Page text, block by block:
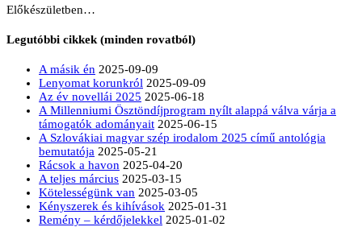
Előkészületben…
Legutóbbi cikkek (minden rovatból)
A másik én 2025-09-09
Lenyomat korunkról 2025-09-09
Az év novellái 2025 2025-06-18
A Millenniumi Ösztöndíjprogram nyílt alappá válva várja a
támogatók adományait 2025-06-15
A Szlovákiai magyar szép irodalom 2025 című antológia
bemutatója 2025-05-21
Rácsok a havon 2025-04-20
A teljes március 2025-03-15
Kötelességünk van 2025-03-05
Kényszerek és kihívások 2025-01-31
Remény – kérdőjelekkel 2025-01-02